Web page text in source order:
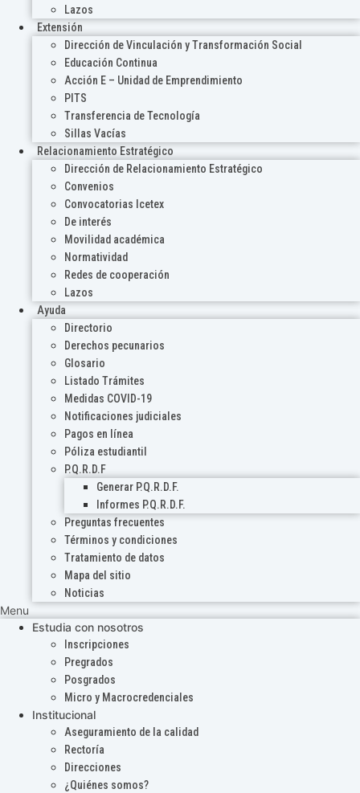
Lazos
Extensión
Dirección de Vinculación y Transformación Social
Educación Continua
Acción E – Unidad de Emprendimiento
PITS
Transferencia de Tecnología
Sillas Vacías
Relacionamiento Estratégico
Dirección de Relacionamiento Estratégico
Convenios
Convocatorias Icetex
De interés
Movilidad académica
Normatividad
Redes de cooperación
Lazos
Ayuda
Directorio
Derechos pecunarios
Glosario
Listado Trámites
Medidas COVID-19
Notificaciones judiciales
Pagos en línea
Póliza estudiantil
P.Q.R.D.F
Generar P.Q.R.D.F.
Informes P.Q.R.D.F.
Preguntas frecuentes
Términos y condiciones
Tratamiento de datos
Mapa del sitio
Noticias
Menu
Estudia con nosotros
Inscripciones
Pregrados
Posgrados
Micro y Macrocredenciales
Institucional
Aseguramiento de la calidad
Rectoría
Direcciones
¿Quiénes somos?